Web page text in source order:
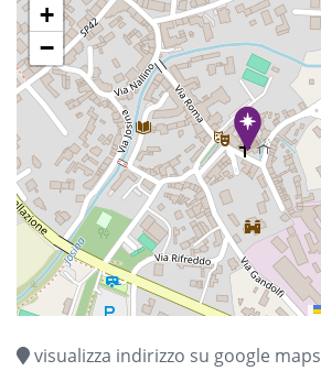
+
−
visualizza indirizzo su google maps